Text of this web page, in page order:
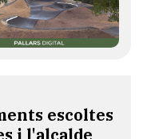
escoltes
i l'alcalde